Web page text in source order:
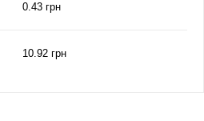
0.43 грн
10.92 грн